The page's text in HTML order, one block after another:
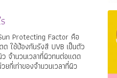
Protecting Factor คือ
ใช้ป้องกันรังสี UVB เป็นตัว
จำนวนเวลาที่ผิวทนต่อแดด
ยกี่เท่าของจำนวนเวลาที่ผิว